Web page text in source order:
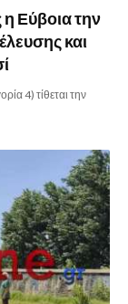
Εύβοια την
και
4) τίθεται την